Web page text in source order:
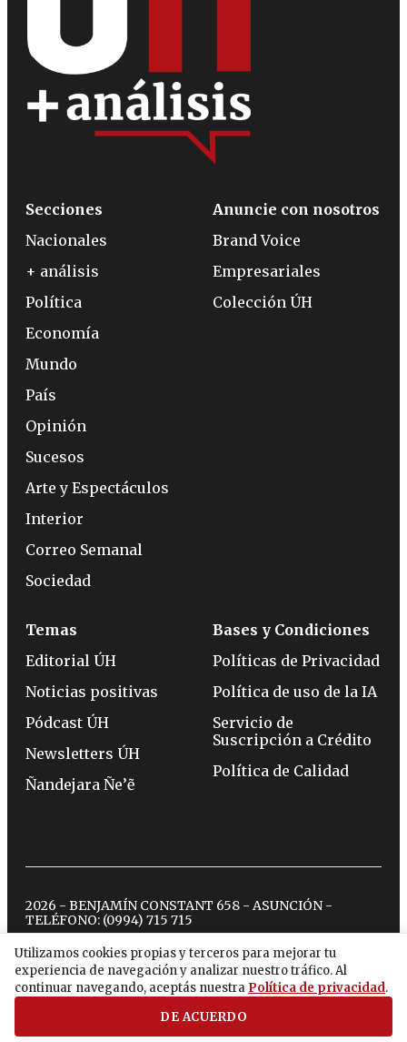
Utilizamos cookies propias y terceros para mejorar tu
experiencia de navegación y analizar nuestro tráfico. Al
continuar navegando, aceptás nuestra Política de privacidad.
DE ACUERDO
Secciones
Nacionales
+ análisis
Política
Economía
Mundo
País
Opinión
Sucesos
Arte y Espectáculos
Interior
Correo Semanal
Sociedad
Anuncie con nosotros
Brand Voice
Empresariales
Colección ÚH
Temas
Editorial ÚH
Noticias positivas
Pódcast ÚH
Newsletters ÚH
Ñandejara Ñe’ẽ
Bases y Condiciones
Políticas de Privacidad
Política de uso de la IA
Servicio de
Suscripción a Crédito
Política de Calidad
2026 - BENJAMÍN CONSTANT 658 - ASUNCIÓN -
TELÉFONO: (0994) 715 715
twitterinstagram
facebook
tiktokyoutubespotify